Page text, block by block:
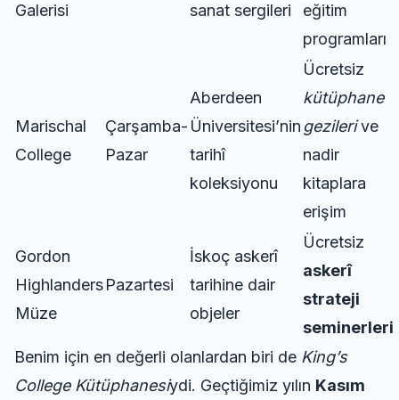
Galerisi
sanat sergileri
eğitim
programları
Marischal
College
Çarşamba-
Pazar
Aberdeen
Üniversitesi’nin
tarihî
koleksiyonu
Ücretsiz
kütüphane
gezilerive
nadir
kitaplara
erişim
Gordon
Highlanders
Müze
Pazartesi
İskoç askerî
tarihine dair
objeler
Ücretsiz
askerî
strateji
seminerleri
Benim için en değerli olanlardan biri de King’s
College Kütüphanesiydi. Geçtiğimiz yılın Kasım